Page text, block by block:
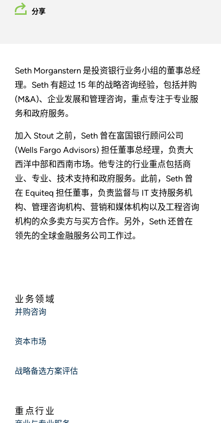
分享
Seth Morganstern 是投资银行业务小组的董事总经
理。Seth 有超过 15 年的战略咨询经验，包括并购
(M&A)、企业发展和管理咨询，重点专注于专业服
务和政府服务。
加入 Stout 之前，Seth 曾在富国银行顾问公司
(Wells Fargo Advisors) 担任董事总经理，负责大
西洋中部和西南市场。他专注的行业重点包括商
业、专业、技术支持和政府服务。此前，Seth 曾
在 Equiteq 担任董事，负责监督与 IT 支持服务机
构、管理咨询机构、营销和媒体机构以及工程咨询
机构的众多卖方与买方合作。另外，Seth 还曾在
领先的全球金融服务公司工作过。
业务领域
并购咨询
资本市场
战略备选方案评估
重点行业